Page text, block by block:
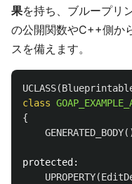
果を持ち、ブループリ
の公開関数やC++側か
スを備えます。
UCLASS(
class
{
GENERATED_BODY
protected:
UPROPERTY(